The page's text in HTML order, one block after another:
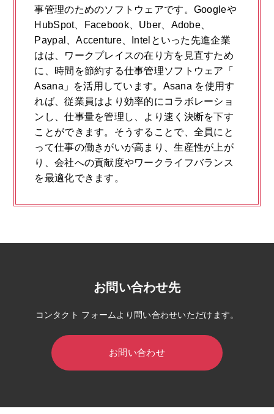
事管理のためのソフトウェアです。Googleや
HubSpot、Facebook、Uber、Adobe、
Paypal、Accenture、Intelといった先進企業
はは、ワークプレイスの在り方を見直すため
に、時間を節約する仕事管理ソフトウェア「
Asana」を活用しています。Asana を使用す
れば、従業員はより効率的にコラボレーショ
ンし、仕事量を管理し、より速く決断を下す
ことができます。そうすることで、全員にと
って仕事の働きがいが高まり、生産性が上が
り、会社への貢献度やワークライフバランス
を最適化できます。
お問い合わせ先
コンタクト フォームより問い合わせいただけます。
お問い合わせ